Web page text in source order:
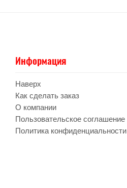
Информация
Наверх
Как сделать заказ
О компании
Пользовательское соглашение
Политика конфиденциальности